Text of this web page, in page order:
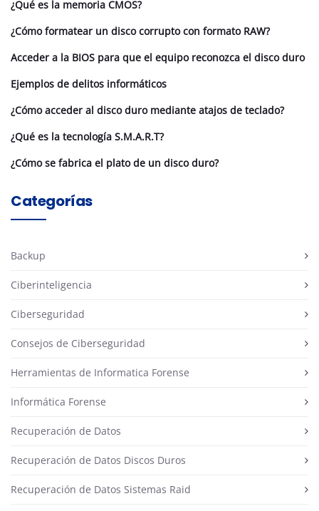
¿Qué es la memoria CMOS?
¿Cómo formatear un disco corrupto con formato RAW?
Acceder a la BIOS para que el equipo reconozca el disco duro
Ejemplos de delitos informáticos
¿Cómo acceder al disco duro mediante atajos de teclado?
¿Qué es la tecnología S.M.A.R.T?
¿Cómo se fabrica el plato de un disco duro?
Categorías
Backup
Ciberinteligencia
Ciberseguridad
Consejos de Ciberseguridad
Herramientas de Informatica Forense
Informática Forense
Recuperación de Datos
Recuperación de Datos Discos Duros
Recuperación de Datos Sistemas Raid